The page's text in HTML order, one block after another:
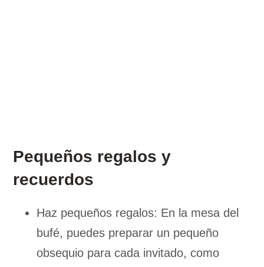
Pequeños regalos y
recuerdos
Haz pequeños regalos: En la mesa del
bufé, puedes preparar un pequeño
obsequio para cada invitado, como